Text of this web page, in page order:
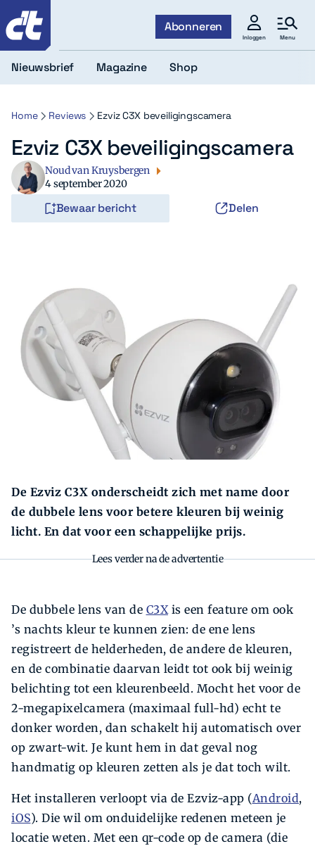
Abonneren
Inloggen Menu
Nieuwsbrief Magazine Shop
Home Reviews Ezviz C3X beveiligingscamera
Ezviz C3X beveiligingscamera
Noud van Kruysbergen
4 september 2020
Bewaar bericht Delen
De Ezviz C3X onderscheidt zich met name door
de dubbele lens voor betere kleuren bij weinig
licht. En dat voor een schappelijke prijs.
Lees verder na de advertentie
De dubbele lens van de C3Xis een feature om ook
’s nachts kleur te kunnen zien: de ene lens
registreert de helderheden, de andere de kleuren,
en de combinatie daarvan leidt tot ook bij weinig
belichting tot een kleurenbeeld. Mocht het voor de
2-megapixelcamera (maximaal full-hd) echt te
donker worden, dan schakelt hij automatisch over
op zwart-wit. Je kunt hem in dat geval nog
handmatig op kleuren zetten als je dat toch wilt.
Het installeren verloopt via de Ezviz-app (Android,
iOS). Die wil om onduidelijke redenen meteen je
locatie weten. Met een qr-code op de camera (die